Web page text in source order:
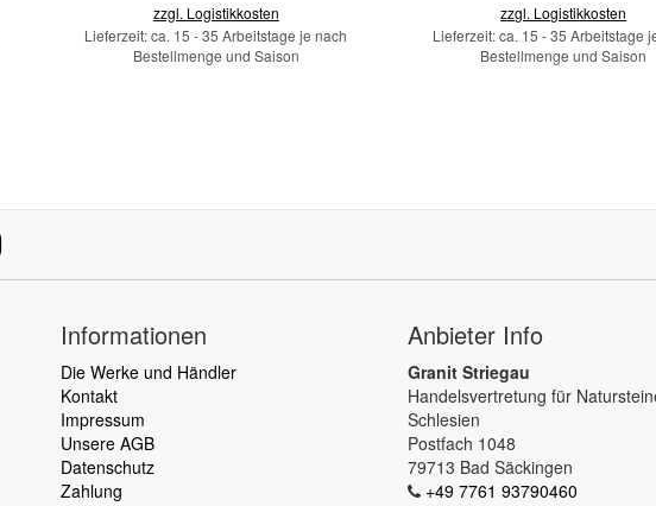
zzgl. Logistikkosten
Lieferzeit: ca. 15 - 35 Arbeitstage je nach
Bestellmenge und Saison
zzgl. Logistikkosten
Lieferzeit: ca. 15 - 35 Arbeitstage
Bestellmenge und Saison
Informationen
Die Werke und Händler
Kontakt
Impressum
Unsere AGB
Datenschutz
Zahlung
Anbieter Info
Granit Striegau
Handelsvertretung für
Schlesien
Postfach 1048
79713 Bad Säckingen
+49 7761 93790460